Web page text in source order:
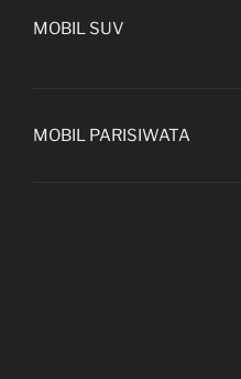
MOBIL SUV
MOBIL PARISIWATA